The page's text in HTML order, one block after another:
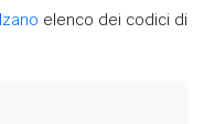
elenco dei codici di